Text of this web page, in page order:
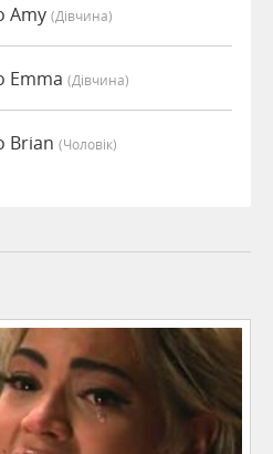
Amy (дівчина)
Emma (дівчина)
Brian (чоловік)